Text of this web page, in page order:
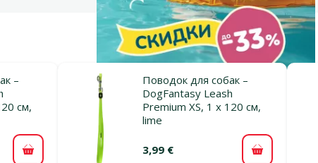
–
см,
В корзину
Поводок для собак –
DogFantasy Leash
Premium XS, 1 x 120 см,
lime
3,99 € В корзину